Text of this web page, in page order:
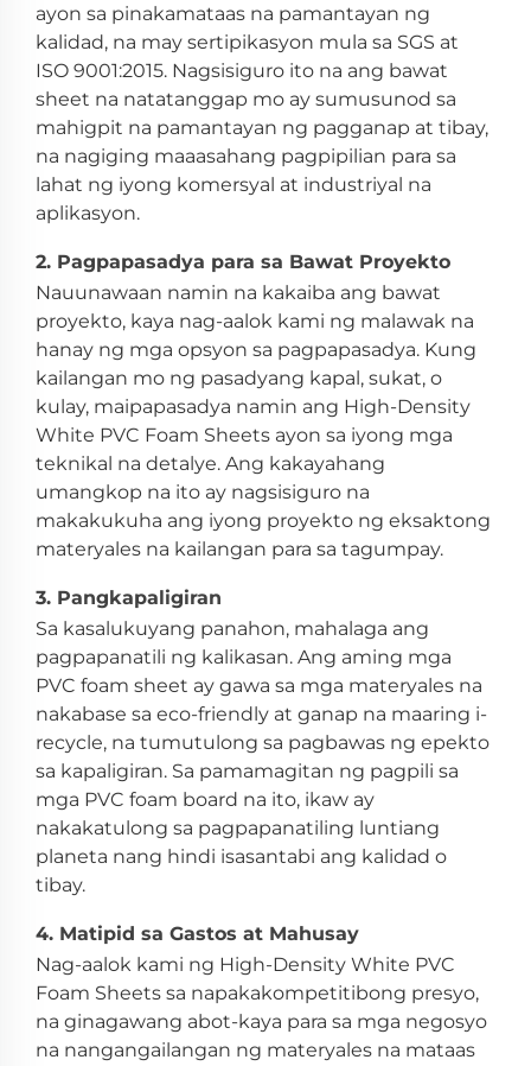
ayon sa pinakamataas na pamantayan ng
kalidad, na may sertipikasyon mula sa SGS at
ISO 9001:2015. Nagsisiguro ito na ang bawat
sheet na natatanggap mo ay sumusunod sa
mahigpit na pamantayan ng pagganap at tibay,
na nagiging maaasahang pagpipilian para sa
lahat ng iyong komersyal at industriyal na
aplikasyon.
2. Pagpapasadya para sa Bawat Proyekto
Nauunawaan namin na kakaiba ang bawat
proyekto, kaya nag-aalok kami ng malawak na
hanay ng mga opsyon sa pagpapasadya. Kung
kailangan mo ng pasadyang kapal, sukat, o
kulay, maipapasadya namin ang High-Density
White PVC Foam Sheets ayon sa iyong mga
teknikal na detalye. Ang kakayahang
umangkop na ito ay nagsisiguro na
makakukuha ang iyong proyekto ng eksaktong
materyales na kailangan para sa tagumpay.
3. Pangkapaligiran
Sa kasalukuyang panahon, mahalaga ang
pagpapanatili ng kalikasan. Ang aming mga
PVC foam sheet ay gawa sa mga materyales na
nakabase sa eco-friendly at ganap na maaring i-
recycle, na tumutulong sa pagbawas ng epekto
sa kapaligiran. Sa pamamagitan ng pagpili sa
mga PVC foam board na ito, ikaw ay
nakakatulong sa pagpapanatiling luntiang
planeta nang hindi isasantabi ang kalidad o
tibay.
4. Matipid sa Gastos at Mahusay
Nag-aalok kami ng High-Density White PVC
Foam Sheets sa napakakompetitibong presyo,
na ginagawang abot-kaya para sa mga negosyo
na nangangailangan ng materyales na mataas